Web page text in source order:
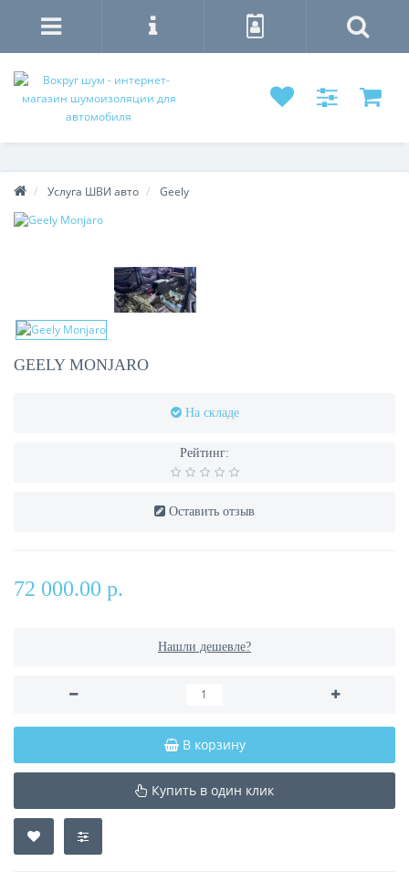
Услуга ШВИ авто Geely
GEELY MONJARO
На складе
Рейтинг:
Оставить отзыв
72 000.00 р.
Нашли дешевле?
В корзину
Купить в один клик